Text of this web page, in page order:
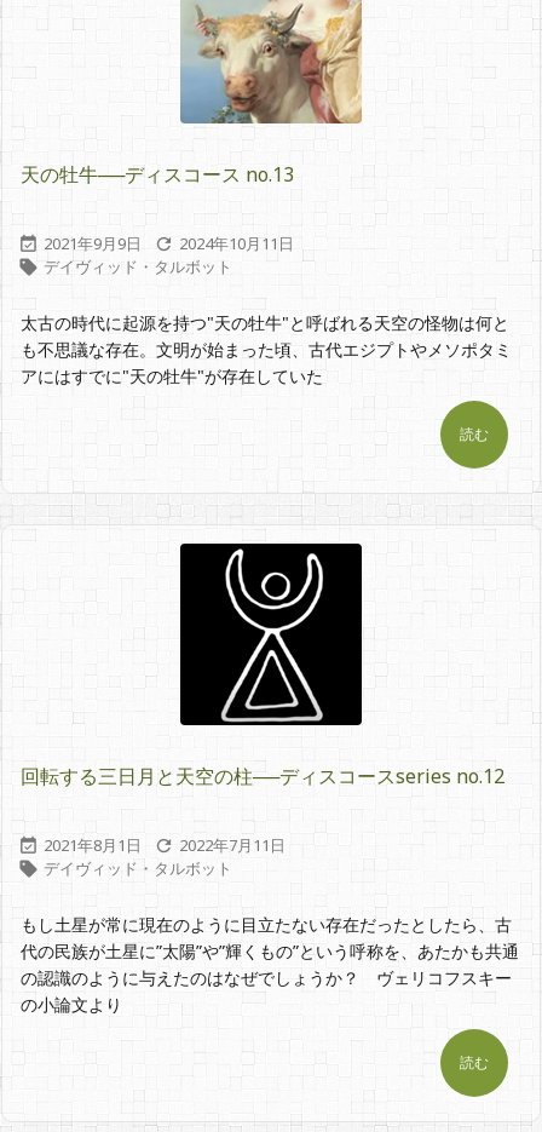
天の牡牛──ディスコース no.13
 2021年9月9日  2024年10月11日
 デイヴィッド・タルボット
太古の時代に起源を持つ"天の牡牛"と呼ばれる天空の怪物は何と
も不思議な存在。文明が始まった頃、古代エジプトやメソポタミ
アにはすでに"天の牡牛"が存在していた
読む
回転する三日月と天空の柱──ディスコースseries no.12
 2021年8月1日  2022年7月11日
 デイヴィッド・タルボット
もし土星が常に現在のように目立たない存在だったとしたら、古
代の民族が土星に”太陽”や”輝くもの”という呼称を、あたかも共通
の認識のように与えたのはなぜでしょうか？ ヴェリコフスキー
の小論文より
読む